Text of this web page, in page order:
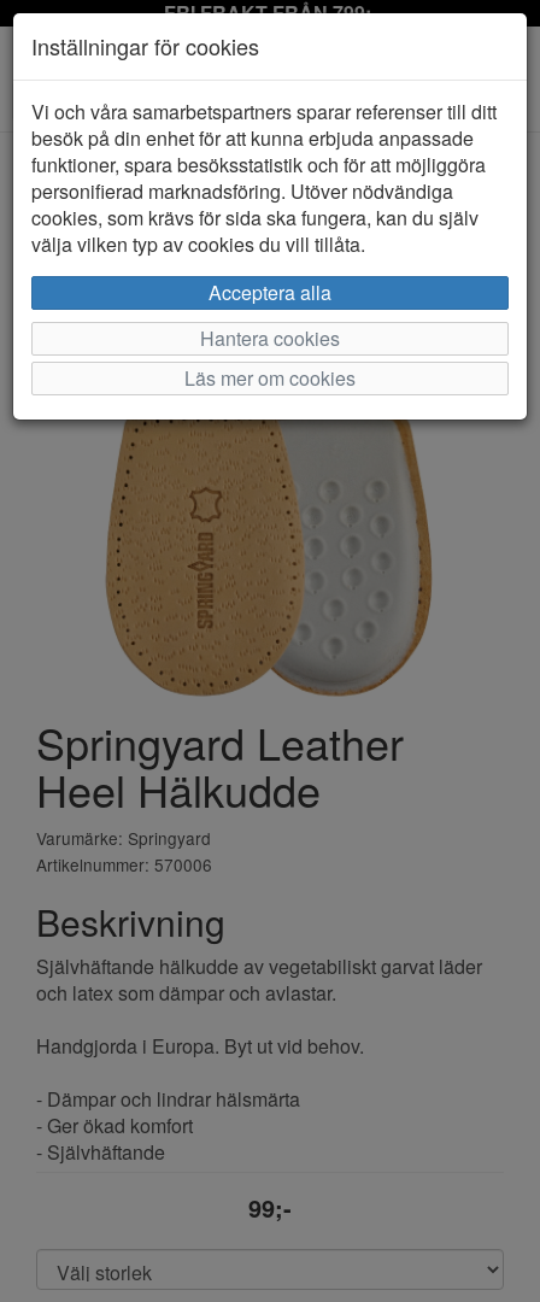
FRI FRAKT FRÅN 799:-
Toggle
navigation
HEM SPRINGYARD
Springyard Leather
Heel Hälkudde
Varumärke: Springyard
Artikelnummer: 570006
Beskrivning
Självhäftande hälkudde av vegetabiliskt garvat läder
och latex som dämpar och avlastar.
Handgjorda i Europa. Byt ut vid behov.
- Dämpar och lindrar hälsmärta
- Ger ökad komfort
- Självhäftande
99;-
Inställningar för cookies
Vi och våra samarbetspartners sparar referenser till ditt
besök på din enhet för att kunna erbjuda anpassade
funktioner, spara besöksstatistik och för att möjliggöra
personifierad marknadsföring. Utöver nödvändiga
cookies, som krävs för sida ska fungera, kan du själv
välja vilken typ av cookies du vill tillåta.
Acceptera alla
Hantera cookies
Läs mer om cookies